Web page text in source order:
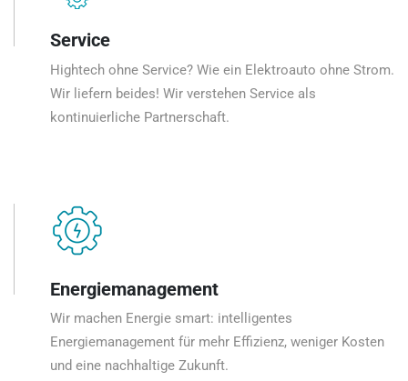
Service
Hightech ohne Service? Wie ein Elektroauto ohne Strom.
Wir liefern beides! Wir verstehen Service als
kontinuierliche Partnerschaft.
Energiemanagement
Wir machen Energie smart: intelligentes
Energiemanagement für mehr Effizienz, weniger Kosten
und eine nachhaltige Zukunft.